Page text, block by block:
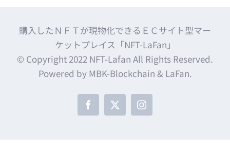
購入したＮＦＴが現物化できるＥＣサイト型マー
ケットプレイス「NFT-LaFan」
© Copyright 2022 NFT-Lafan All Rights Reserved.
Powered by MBK-Blockchain & LaFan.